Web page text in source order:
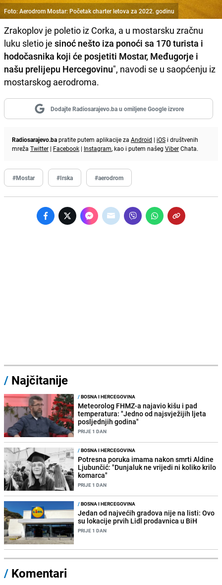
Foto: Aerodrom Mostar: Početak charter letova za 2022. godinu
Zrakoplov je poletio iz Corka, a u mostarsku zračnu
luku sletio je sinoć nešto iza ponoći sa 170 turista i
hodočasnika koji će posjetiti Mostar, Međugorje i
našu prelijepu Hercegovinu", navodi se u saopćenju iz
mostarskog aerodroma.
Dodajte Radiosarajevo.ba u omiljene Google izvore
Radiosarajevo.bapratite putem aplikacije za Android | iOS i društvenih
mreža Twitter | Facebook | Instagram, kao i putem našeg ViberChata.
#Mostar #Irska #aerodrom
/ Najčitanije
/BOSNA I HERCEGOVINA
Meteorolog FHMZ-a najavio kišu i pad
temperatura: "Jedno od najsvježijih ljeta
posljednjih godina"
PRIJE 1 DAN
/BOSNA I HERCEGOVINA
Potresna poruka imama nakon smrti Aldine
Ljubunčić: "Dunjaluk ne vrijedi ni koliko krilo
komarca"
PRIJE 1 DAN
/BOSNA I HERCEGOVINA
Jedan od najvećih gradova nije na listi: Ovo
su lokacije prvih Lidl prodavnica u BiH
PRIJE 1 DAN
/ Komentari